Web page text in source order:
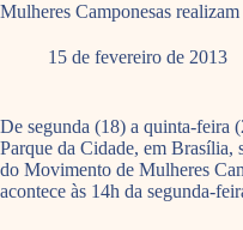
Mulheres Camponesas
15 de fevereiro de 2013
De segunda (18) a quinta-feira
Parque da Cidade, em Brasília,
do Movimento de Mulheres
acontece às 14h da segunda-